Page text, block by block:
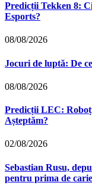
Predicții Tekken 8:
Esports?
08/08/2026
Jocuri de luptă: De
08/08/2026
Predicții LEC:
Așteptăm?
02/08/2026
Sebastian Rusu,
pentru prima de